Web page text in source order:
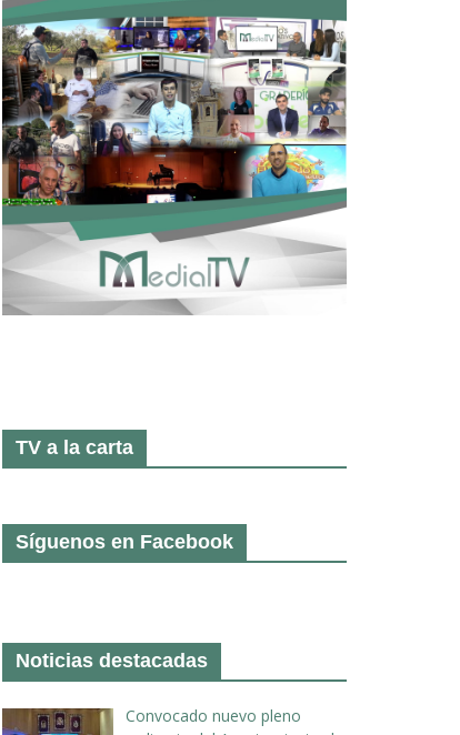
TV a la carta
Síguenos en Facebook
Noticias destacadas
Convocado nuevo pleno